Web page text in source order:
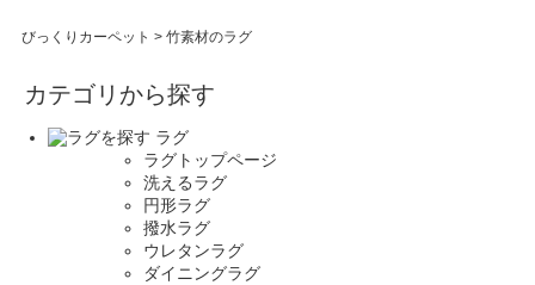
びっくりカーペット > 竹素材のラグ
カテゴリから探す
ラグ
ラグトップページ
洗えるラグ
円形ラグ
撥水ラグ
ウレタンラグ
ダイニングラグ